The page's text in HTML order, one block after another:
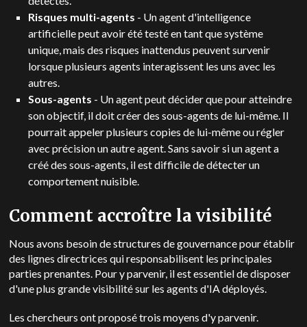
Risques multi-agents - Un agent d'intelligence
artificielle peut avoir été testé en tant que système
unique, mais des risques inattendus peuvent survenir
lorsque plusieurs agents interagissent les uns avec les
autres.
Sous-agents - Un agent peut décider que pour atteindre
son objectif, il doit créer des sous-agents de lui-même. Il
pourrait appeler plusieurs copies de lui-même ou régler
avec précision un autre agent. Sans savoir si un agent a
créé des sous-agents, il est difficile de détecter un
comportement nuisible.
Comment accroître la visibilité
Nous avons besoin de structures de gouvernance pour établir
des lignes directrices qui responsabilisent les principales
parties prenantes. Pour y parvenir, il est essentiel de disposer
d'une plus grande visibilité sur les agents d'IA déployés.
Les chercheurs ont proposé trois moyens d'y parvenir.